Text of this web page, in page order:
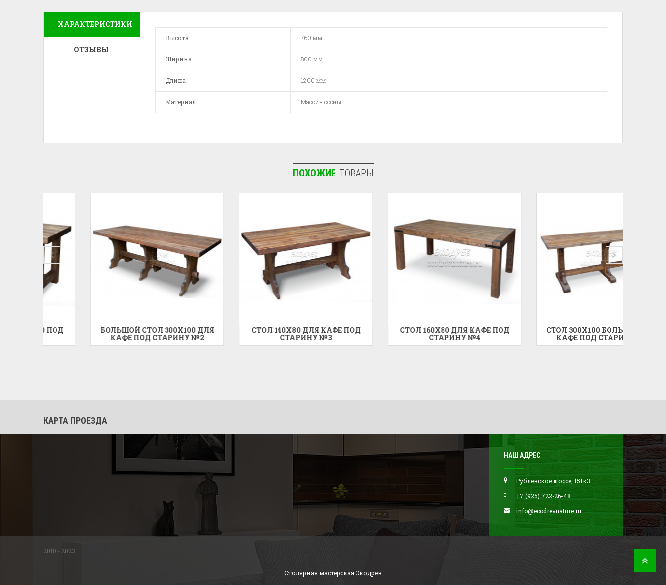
ХАРАКТЕРИСТИКИ
ОТЗЫВЫ
Высота 760 мм.
Ширина 800 мм.
Длина 1200 мм.
Материал Массив сосны
ПОХОЖИЕ ТОВАРЫ
БОЛЬШОЙ СТОЛ 300X100 ДЛЯ
КАФЕ ПОД СТАРИНУ №2
СТОЛ 140X80 ДЛЯ КАФЕ ПОД
СТАРИНУ №3
СТОЛ 160X80 ДЛЯ КАФЕ ПОД
СТАРИНУ №4
СТОЛ 300X100 БОЛЬШОЙ ДЛЯ
КАФЕ ПОД СТАРИНУ №5
КАРТА ПРОЕЗДА
НАШ АДРЕС
Рублевское шоссе, 151к3
+7 (925) 722-26-48
info@ecodrevnature.ru
2010 - 2023
Столярная мастерская Экодрев